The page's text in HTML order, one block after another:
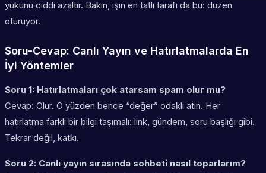
yükünü ciddi azaltır. Bakın, işin en tatlı tarafı da bu: düzen
oturuyor.
Soru-Cevap: Canlı Yayın ve Hatırlatmalarda En
İyi Yöntemler
Soru 1: Hatırlatmaları çok atarsam spam olur mu?
Cevap: Olur. O yüzden bence “değer” odaklı atın. Her
hatırlatma farklı bir bilgi taşımalı: link, gündem, soru başlığı gibi.
Tekrar değil, katkı.
Soru 2: Canlı yayın sırasında sohbeti nasıl toparlarım?